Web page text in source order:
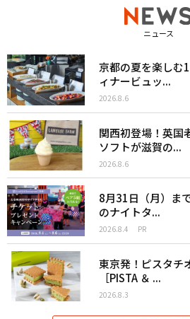
ニュース
京都の夏を楽しむ
ィナービュッ...
2026.8.6
関西初登場！英国
ソフトが滋賀の...
2026.8.6
8月31日（月）ま
のナイトタ...
2026.8.4 PR
東京発！ピスタチ
［PISTA ＆ ...
2026.8.3